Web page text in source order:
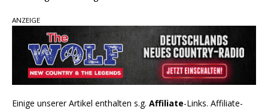
ANZEIGE
Einige unserer Artikel enthalten s.g. Affiliate-Links. Affiliate-